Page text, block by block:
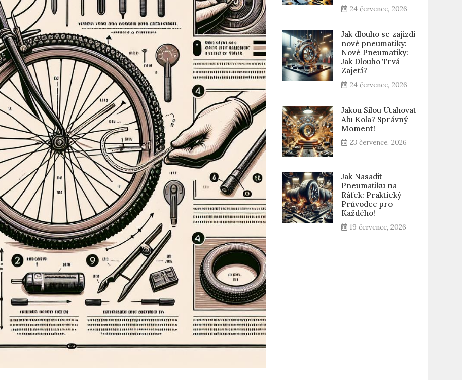
24 července, 2026
Jak dlouho se zajizdi
nové pneumatiky:
Nové Pneumatiky:
Jak Dlouho Trvá
Zajetí?
24 července, 2026
Jakou Silou Utahovat
Alu Kola? Správný
Moment!
23 července, 2026
Jak Nasadit
Pneumatiku na
Ráfek: Praktický
Průvodce pro
Každého!
19 července, 2026